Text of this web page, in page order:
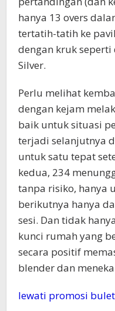
hanya 13 overs
tertatih-tatih ke
dengan kruk seperti
Silver.
Perlu melihat
dengan kejam
baik untuk situasi
terjadi selanjutnya
untuk satu tepat
kedua, 234
tanpa risiko, hanya
berikutnya hanya
sesi. Dan tidak
kunci rumah yang
secara positif
blender dan
lewati promosi